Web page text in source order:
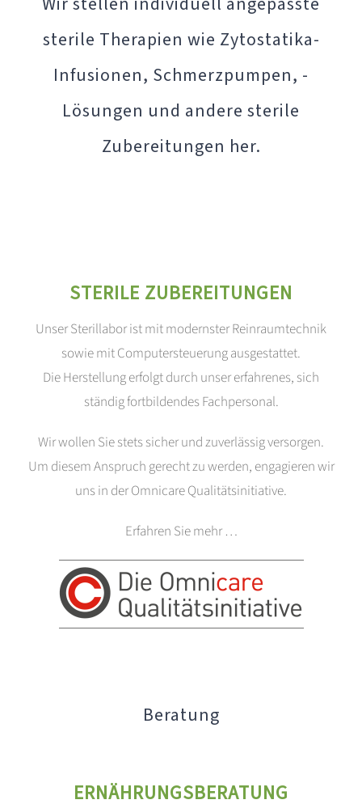
sterile Therapien wie Zytostatika-
Infusionen, Schmerzpumpen, -
Lösungen und andere sterile
Zubereitungen her.
STERILE ZUBEREITUNGEN
Unser Sterillabor ist mit modernster Reinraumtechnik
sowie mit Computersteuerung ausgestattet.
Die Herstellung erfolgt durch unser erfahrenes, sich
ständig fortbildendes Fachpersonal.
Wir wollen Sie stets sicher und zuverlässig versorgen.
Um diesem Anspruch gerecht zu werden, engagieren wir
uns in der Omnicare Qualitätsinitiative.
Erfahren Sie mehr …
Beratung
ERNÄHRUNGSBERATUNG